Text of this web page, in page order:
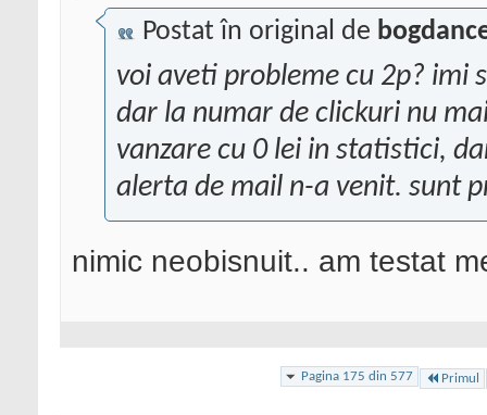
Postat în original de
voi aveti probleme cu 2p? imi
dar la numar de clickuri nu
vanzare cu 0 lei in statistici,
alerta de mail n-a venit. sunt
nimic neobisnuit.. am testat
Pagina 175 din 577 Primul